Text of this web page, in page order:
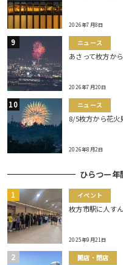
2026年7月8日
ニュース
あさって枚方か
2026年7月20日
ニュース
8/5枚方から花火
2026年8月2日
ひらつー
イベント
枚方市駅に人す
2025年9月21日
開店・閉店